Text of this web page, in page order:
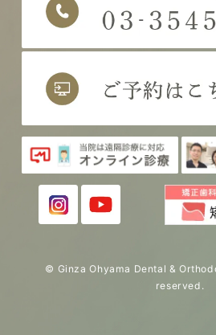
© Ginza Ohyama Dental &
reserved.